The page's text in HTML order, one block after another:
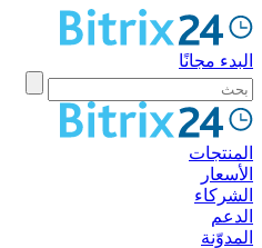
البدء مجانًا
المنتجات
الأسعار
الشركاء
الدعم
المدوّنة